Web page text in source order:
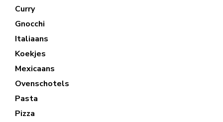
Curry
Gnocchi
Italiaans
Koekjes
Mexicaans
Ovenschotels
Pasta
Pizza